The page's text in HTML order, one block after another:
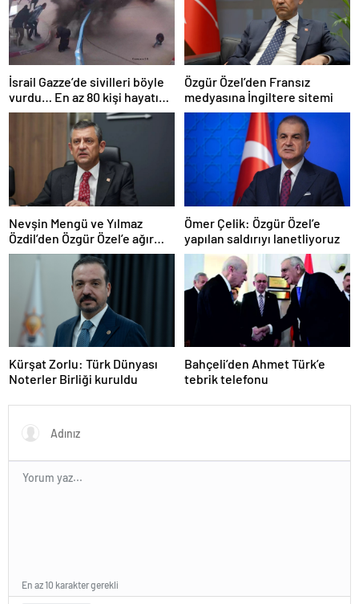
İsrail Gazze’de sivilleri böyle
vurdu… En az 80 kişi hayatını
kaybetti
Özgür Özel’den Fransız
medyasına İngiltere sitemi
Nevşin Mengü ve Yılmaz
Özdil’den Özgür Özel’e ağır
eleştiriler
Ömer Çelik: Özgür Özel’e
yapılan saldırıyı lanetliyoruz
Kürşat Zorlu: Türk Dünyası
Noterler Birliği kuruldu
Bahçeli’den Ahmet Türk’e
tebrik telefonu
En az 10 karakter gerekli